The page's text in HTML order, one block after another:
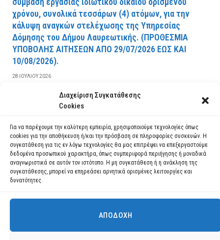
Διαχείριση Συγκατάθεσης
Cookies
Για να παρέχουμε την καλύτερη εμπειρία, χρησιμοποιούμε τεχνολογίες όπως
cookies για την αποθήκευση ή/και την πρόσβαση σε πληροφορίες συσκευών. Η
συγκατάθεση για τις εν λόγω τεχνολογίες θα μας επιτρέψει να επεξεργαστούμε
δεδομένα προσωπικού χαρακτήρα, όπως συμπεριφορά περιήγησης ή μοναδικά
αναγνωριστικά σε αυτόν τον ιστότοπο. Η μη συγκατάθεση ή η ανάκληση της
συγκατάθεσης, μπορεί να επηρεάσει αρνητικά ορισμένες λειτουργίες και
δυνατότητες.
ΑΠΟΔΟΧΉ
χρόνου, συνολικά τεσσάρων (4) ατόμων, για την
κάλυψη αναγκών στελέχωσης της Υπηρεσίας
Δόμησης του Δήμου Λαυρεωτικής. (ΠPOΘEΣMIA
YΠOBOΛHΣ AITHΣEΩN AΠO 29/07/2026 EΩΣ KAI
10/08/2026).
28 ΙΟΥΛΊΟΥ 2026
ΔΙΑΒΆΣΤΕ ΠΕΡΙΣΣΌΤΕΡΑ
Χρησιμοποιούμε cookies για να σας προσφέρουμε τη βέλτιστη εμπειρία
πλοήγησης στον ιστότοπό μας.